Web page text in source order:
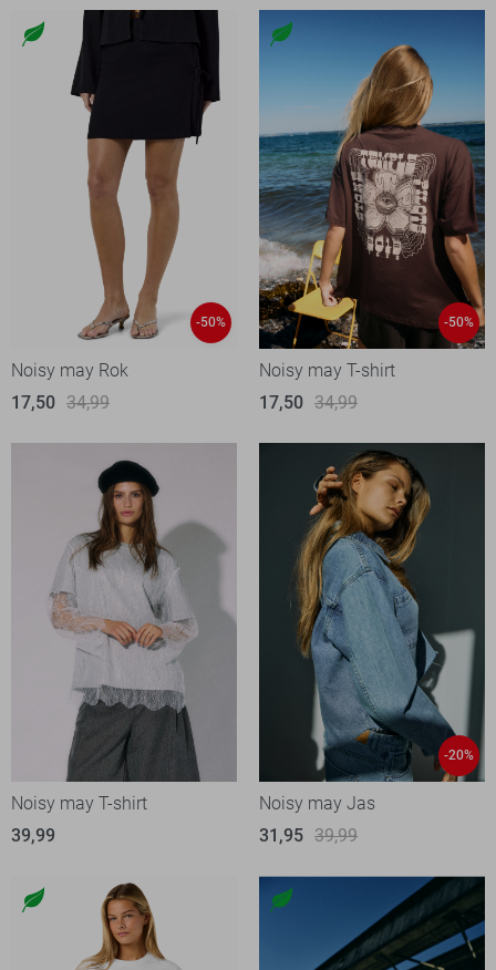
-50%
Noisy may Rok
17,50 34,99
-50%
Noisy may T-shirt
17,50 34,99
Noisy may T-shirt
39,99
-20%
Noisy may Jas
31,95 39,99